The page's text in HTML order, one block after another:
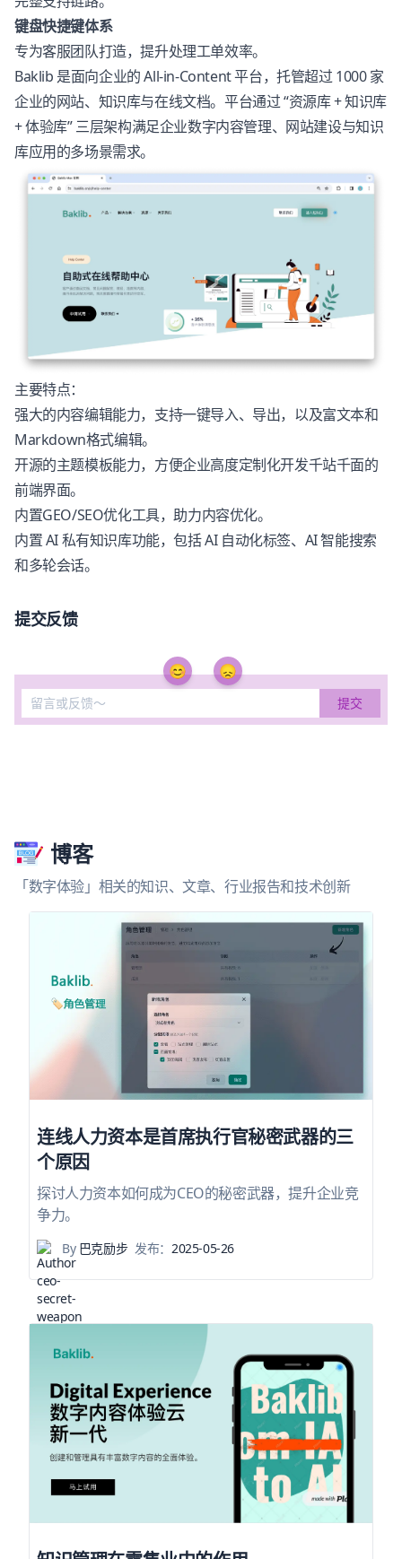
键盘快捷键体系
专为客服团队打造，提升处理工单效率。
Baklib 是面向企业的 All-in-Content 平台，托管超过 1000 家
企业的网站、知识库与在线文档。平台通过 “资源库 + 知识库
+ 体验库” 三层架构满足企业数字内容管理、网站建设与知识
库应用的多场景需求。
主要特点：
强大的内容编辑能力，支持一键导入、导出，以及富文本和
Markdown格式编辑。
开源的主题模板能力，方便企业高度定制化开发千站千面的
前端界面。
内置GEO/SEO优化工具，助力内容优化。
内置 AI 私有知识库功能，包括 AI 自动化标签、AI 智能搜索
和多轮会话。
提交反馈
😊 😞
博客
「数字体验」相关的知识、文章、行业报告和技术创新
连线人力资本是首席执行官秘密武器的三
个原因
探讨人力资本如何成为CEO的秘密武器，提升企业竞
争力。
By巴克励步 发布：2025-05-26